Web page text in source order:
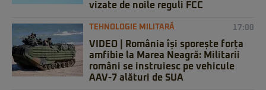
vizate de noile reguli FCC
TEHNOLOGIE MILITARĂ 17:00
VIDEO | România își sporește forța
amfibie la Marea Neagră: Militarii
români se instruiesc pe vehicule
AAV-7 alături de SUA